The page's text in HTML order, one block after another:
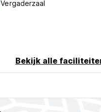
Vergaderzaal
Bekijk alle